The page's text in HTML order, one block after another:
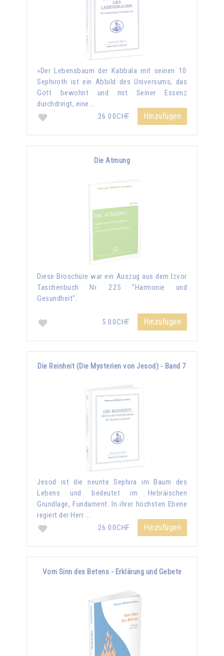
»Der Lebensbaum der Kabbala mit seinen 10
Sephiroth ist ein Abbild des Universums, das
Gott bewohnt und mit Seiner Essenz
durchdringt, eine …
26.00CHF
Hinzufügen
Die Atmung
Diese Broschüre war ein Auszug aus dem Izvor
Taschenbuch Nr. 225 "Harmonie und
Gesundheit".
5.00CHF Hinzufügen
Die Reinheit (Die Mysterien von Jesod) - Band 7
Jesod ist die neunte Sephira im Baum des
Lebens und bedeutet im Hebräischen
Grundlage, Fundament. In ihrer höchsten Ebene
regiert der Herr …
26.00CHF
Hinzufügen
Vom Sinn des Betens - Erklärung und Gebete